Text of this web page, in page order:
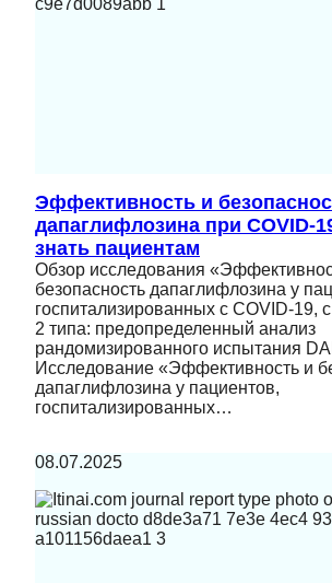
Эффективность и
дапаглифлозина при COVID-
знать пациентам
Обзор исследования
безопасность дапаглифлозина у
госпитализированных с COVID-19,
2 типа: предопределенный анализ
рандомизированного испытания
Исследование «Эффективность и
дапаглифлозина у пациентов,
госпитализированных…
08.07.2025